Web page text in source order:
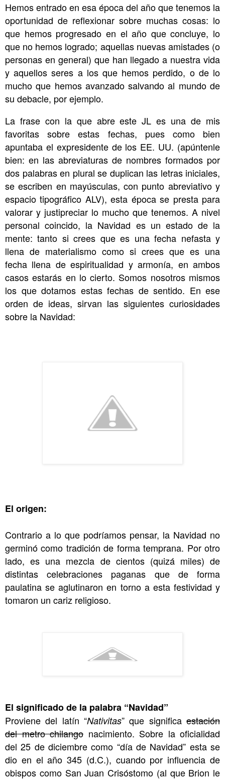
Hemos entrado en esa época del año que tenemos la
oportunidad de reflexionar sobre muchas cosas: lo
que hemos progresado en el año que concluye, lo
que no hemos logrado; aquellas nuevas amistades (o
personas en general) que han llegado a nuestra vida
y aquellos seres a los que hemos perdido, o de lo
mucho que hemos avanzado salvando al mundo de
su debacle, por ejemplo.
La frase con la que abre este JL es una de mis
favoritas sobre estas fechas, pues como bien
apuntaba el expresidente de los EE. UU. (apúntenle
bien: en las abreviaturas de nombres formados por
dos palabras en plural se duplican las letras iniciales,
se escriben en mayúsculas, con punto abreviativo y
espacio tipográfico ALV), esta época se presta para
valorar y justipreciar lo mucho que tenemos. A nivel
personal coincido, la Navidad es un estado de la
mente: tanto si crees que es una fecha nefasta y
llena de materialismo como si crees que es una
fecha llena de espiritualidad y armonía, en ambos
casos estarás en lo cierto. Somos nosotros mismos
los que dotamos estas fechas de sentido. En ese
orden de ideas, sirvan las siguientes curiosidades
sobre la Navidad:
El origen:
Contrario a lo que podríamos pensar, la Navidad no
germinó como tradición de forma temprana. Por otro
lado, es una mezcla de cientos (quizá miles) de
distintas celebraciones paganas que de forma
paulatina se aglutinaron en torno a esta festividad y
tomaron un cariz religioso.
El significado de la palabra “Navidad”
Proviene del latín “Nativitas” que significa estación
del metro chilango nacimiento. Sobre la oficialidad
del 25 de diciembre como “día de Navidad” esta se
dio en el año 345 (d.C.), cuando por influencia de
obispos como San Juan Crisóstomo (al que Brion le